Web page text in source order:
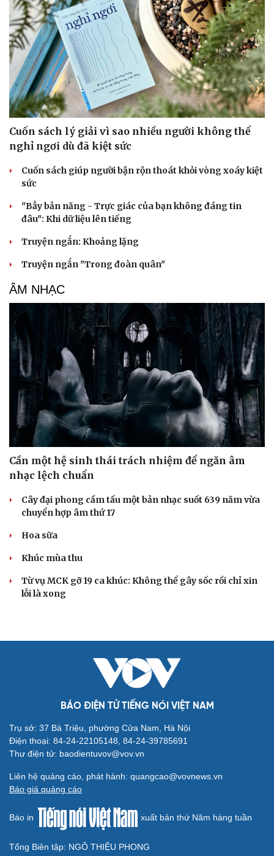
Du lịch
Tư vấn
Săn Tour
check-in
Podcast
Câu chuyện thời sự
Đọc truyện đêm khuya
Cửa sổ tình yêu
Kể chuyện cho bé
Hạt giống tâm hồn
Cuốn sách lý giải vì sao nhiều người không thể
nghỉ ngơi dù đã kiệt sức
Cuốn sách giúp người bận rộn thoát khỏi vòng xoáy kiệt
sức
"Bẫy bản năng - Trực giác của bạn không đáng tin
đâu": Khi dữ liệu lên tiếng
Truyện ngắn: Khoảng lặng
Truyện ngắn "Trong đoàn quân"
ÂM NHẠC
Cần một hệ sinh thái trách nhiệm để ngăn âm
nhạc lệch chuẩn
Cây đại phong cầm tấu một bản nhạc suốt 639 năm vừa
chuyển hợp âm thứ 17
Hoa sữa
Khúc mùa thu
Từ vụ MCK gỡ 19 ca khúc: Không thể gây sốc rồi chỉ xin
lỗi là xong
BÁO ĐIỆN TỬ TIẾNG NÓI VIỆT NAM
Trụ sở: 37 Bà Triệu, phường Cửa Nam, Hà Nội
Điện thoại: 84-24-22105148, 84-24-39785691
Thư điện tử: baodientuvov@vov.vn
Liên hệ quảng cáo, phát hành: quangcao@vovnews.vn
Báo giá quảng cáo
Báo in xuất bản thứ Năm hàng tuần
Tổng Biên tập: NGÔ THIỆU PHONG